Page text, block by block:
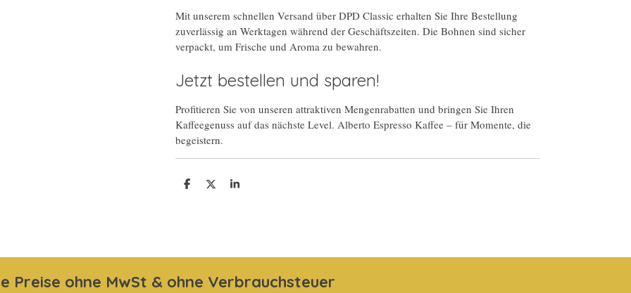
Mit unserem schnellen Versand über DPD Classic erhalten Sie Ihre Bestellung
zuverlässig an Werktagen während der Geschäftszeiten. Die Bohnen sind sicher
verpackt, um Frische und Aroma zu bewahren.
Jetzt bestellen und sparen!
Profitieren Sie von unseren attraktiven Mengenrabatten und bringen Sie Ihren
Kaffeegenuss auf das nächste Level. Alberto Espresso Kaffee – für Momente, die
begeistern.
T
T
T
Preise ohne MwSt & ohne Verbrauchsteuer